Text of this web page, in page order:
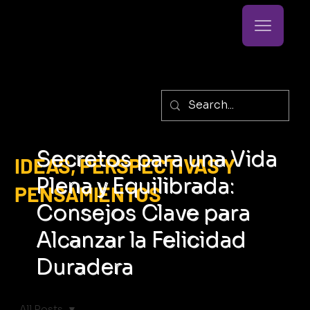
IDEAS, PERSPECTIVAS Y
PENSAMIENTOS
Secretos para una Vida
Plena y Equilibrada:
Consejos Clave para
Alcanzar la Felicidad
Duradera